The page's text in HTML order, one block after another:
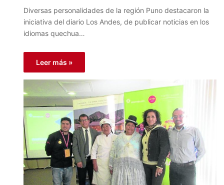
Diversas personalidades de la región Puno destacaron la
iniciativa del diario Los Andes, de publicar noticias en los
idiomas quechua…
Leer más »